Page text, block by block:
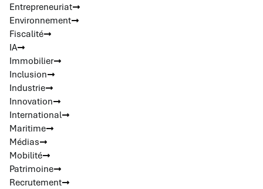
Entrepreneuriat
Environnement
Fiscalité
IA
Immobilier
Inclusion
Industrie
Innovation
International
Maritime
Médias
Mobilité
Patrimoine
Recrutement